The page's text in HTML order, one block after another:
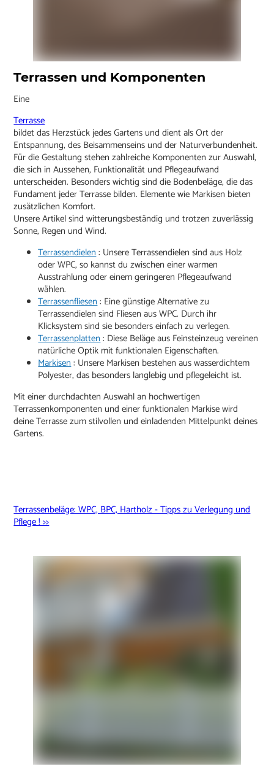
Terrassen und Komponenten
Eine
Terrasse
bildet das Herzstück jedes Gartens und dient als Ort der
Entspannung, des Beisammenseins und der Naturverbundenheit.
Für die Gestaltung stehen zahlreiche Komponenten zur Auswahl,
die sich in Aussehen, Funktionalität und Pflegeaufwand
unterscheiden. Besonders wichtig sind die Bodenbeläge, die das
Fundament jeder Terrasse bilden. Elemente wie Markisen bieten
zusätzlichen Komfort.
Unsere Artikel sind witterungsbeständig und trotzen zuverlässig
Sonne, Regen und Wind.
Terrassendielen: Unsere Terrassendielen sind aus Holz
oder WPC, so kannst du zwischen einer warmen
Ausstrahlung oder einem geringeren Pflegeaufwand
wählen.
Terrassenfliesen: Eine günstige Alternative zu
Terrassendielen sind Fliesen aus WPC. Durch ihr
Klicksystem sind sie besonders einfach zu verlegen.
Terrassenplatten: Diese Beläge aus Feinsteinzeug vereinen
natürliche Optik mit funktionalen Eigenschaften.
Markisen: Unsere Markisen bestehen aus wasserdichtem
Polyester, das besonders langlebig und pflegeleicht ist.
Mit einer durchdachten Auswahl an hochwertigen
Terrassenkomponenten und einer funktionalen Markise wird
deine Terrasse zum stilvollen und einladenden Mittelpunkt deines
Gartens.
Terrassenbeläge: WPC, BPC, Hartholz - Tipps zu Verlegung und
Pflege ! >>